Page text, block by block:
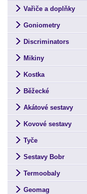
Vařiče a doplňky
Goniometry
Discriminators
Mikiny
Kostka
Běžecké
Akátové sestavy
Kovové sestavy
Tyče
Sestavy Bobr
Termoobaly
Geomag